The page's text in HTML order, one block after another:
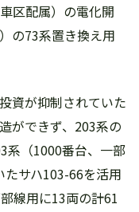
区配属）の電化開
の73系置き換え用
資が抑制されていた
ができず、203系の
系（1000番台、一部
サハ103-66を活用
線用に13両の計61